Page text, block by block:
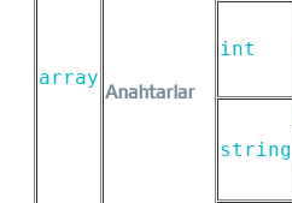
array
Anahtarlar
int
string